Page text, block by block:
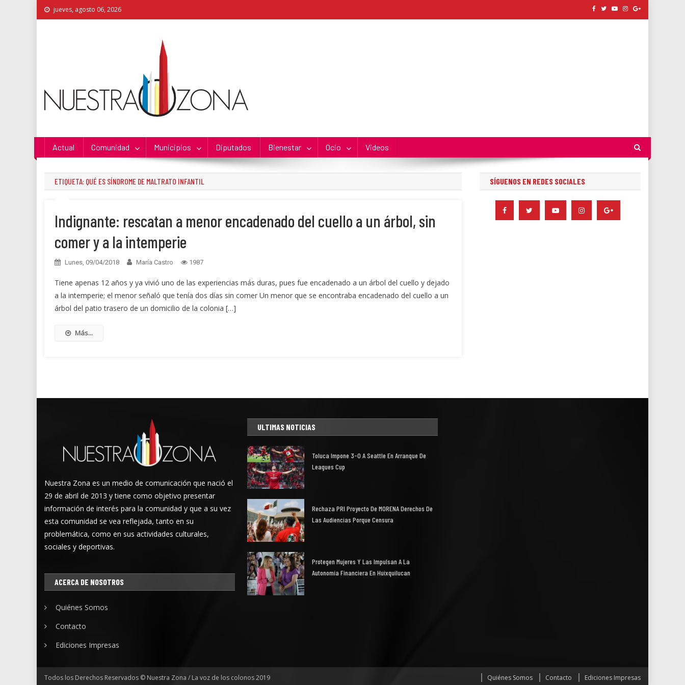
Skip
to
jueves, agosto 06, 2026
Actual Comunidad Municipios Diputados Bienestar Ocio Videos
ETIQUETA: QUÉ ES SÍNDROME DE MALTRATO INFANTIL
Indignante: rescatan a menor encadenado del cuello a un árbol, sin
comer y a la intemperie
Lunes, 09/04/2018 María Castro 1987
Tiene apenas 12 años y ya vivió uno de las experiencias más duras, pues fue encadenado a un árbol del cuello y dejado
a la intemperie; el menor señaló que tenía dos días sin comer Un menor que se encontraba encadenado del cuello a un
árbol del patio trasero de un domicilio de la colonia […]
Más...
SÍGUENOS EN REDES SOCIALES
Nuestra Zona es un medio de comunicación que nació el
29 de abril de 2013 y tiene como objetivo presentar
información de interés para la comunidad y que a su vez
esta comunidad se vea reflejada, tanto en su
problemática, como en sus actividades culturales,
sociales y deportivas.
ACERCA DE NOSOTROS
Quiénes Somos
Contacto
Ediciones Impresas
ULTIMAS NOTICIAS
Toluca Impone 3-0 A Seattle En Arranque De
Leagues Cup
Rechaza PRI Proyecto De MORENA Derechos De
Las Audiencias Porque Censura
Protegen Mujeres Y Las Impulsan A La
Autonomía Financiera En Huixquilucan
Todos los Derechos Reservados © Nuestra Zona / La voz de los colonos 2019 Quiénes Somos Contacto Ediciones Impresas